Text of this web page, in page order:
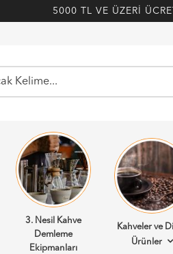
5000 TL VE ÜZERİ
3. Nesil Kahve
Demleme
Ekipmanları
Kahveler ve
Ürünler